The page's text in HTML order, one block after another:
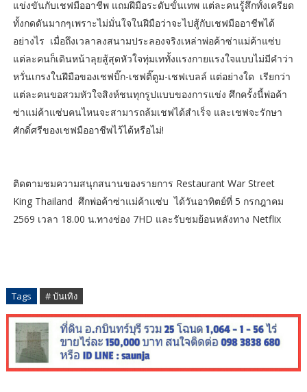
แข่งขันกับเชฟมืออาชีพ แถมฝีมือระดับขั้นเทพ แต่ละคนรู้สึกทั้งเครียด
ทั้งกดดันมากๆเพราะไม่มั่นใจในฝีมือว่าจะไปสู้กับเชฟมืออาชีพได้
อย่างไร เมื่อถึงเวลาลงสนามประลองจริงเหล่าพ่อค้าซ่าแม่ค้าแซ่บ
แต่ละคนก็เดินหน้าลุยสู้สุดหัวใจทุ่มเททั้งแรงกายแรงใจแบบไม่มีคำว่า
หวั่นเกรงในฝีมือของเชฟบิ๊ก-เชฟติ๊ตูม-เชฟเบลล์ แต่อย่างใด เรียกว่า
แต่ละคนขอสวมหัวใจสิงห์ชนทุกรูปแบบของการแข่ง ศึกครั้งนี้พ่อค้า
ซ่าแม่ค้าแซ่บคนไหนจะสามารถล้มเชฟได้สำเร็จ และเชฟจะรักษา
ศักดิ์ศรีของเชฟมืออาชีพไว้ได้หรือไม่!
ติดตามชมความสนุกสนานของรายการ Restaurant War Street
King Thailand ศึกพ่อค้าซ่าแม่ค้าแซ่บ ได้วันอาทิตย์ที่ 5 กรกฎาคม
2569 เวลา 18.00 น.ทางช่อง 7HD และรับชมย้อนหลังทาง Netflix
Tags # บันเทิง